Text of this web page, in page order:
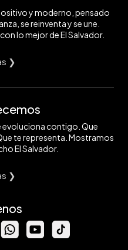
y moderno, pensado
se reinventa y se une.
lo mejor de El Salvador.
❯
evoluciona contigo. Que
te representa. Mostramos
El Salvador.
❯